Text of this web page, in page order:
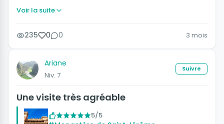
Voir la suite
235 0 0 3 mois
Ariane
Niv. 7
Suivre
Une visite très agréable
5/5